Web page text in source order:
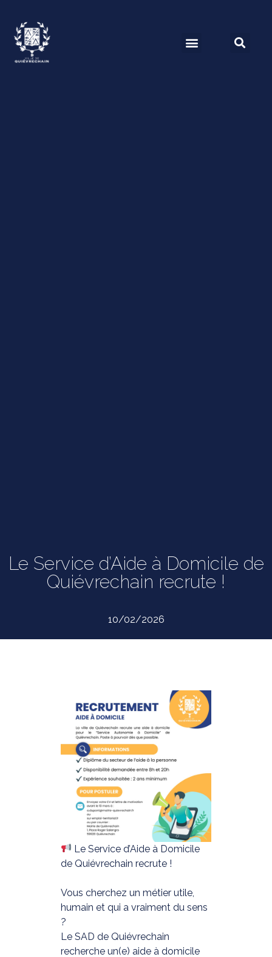
Le Service d’Aide à Domicile de
Quiévrechain recrute !
10/02/2026
Le Service d’Aide à Domicile
de Quiévrechain recrute !
Vous cherchez un métier utile,
humain et qui a vraiment du sens
?
Le SAD de Quiévrechain
recherche un(e) aide à domicile